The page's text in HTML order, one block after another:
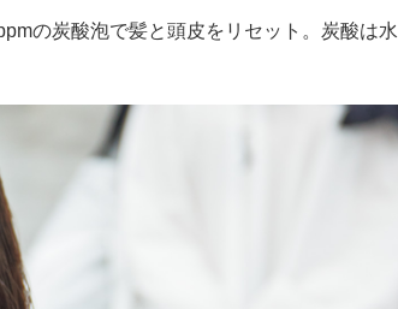
の炭酸泡で髪と頭皮をリセット。炭酸は水